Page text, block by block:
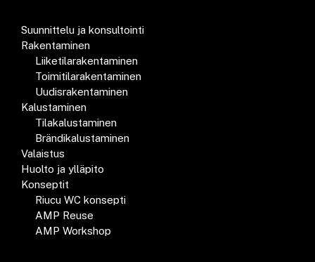
Suunnittelu ja konsultointi
Rakentaminen
Liiketilarakentaminen
Toimitilarakentaminen
Uudisrakentaminen
Kalustaminen
Tilakalustaminen
Brändikalustaminen
Valaistus
Huolto ja ylläpito
Konseptit
Riucu WC konsepti
AMP Reuse
AMP Workshop